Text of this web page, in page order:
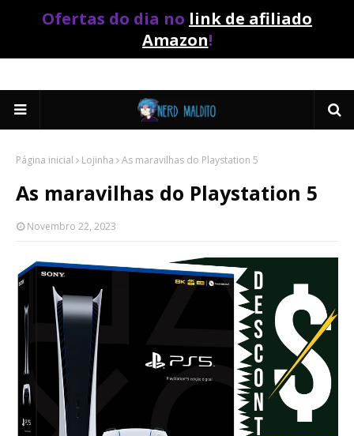
Ofertas do dia no link de afiliado
Amazon!
Página inicial Lojinha As maravilhas do Playstation 5
As maravilhas do Playstation 5
Novembro 22, 2023